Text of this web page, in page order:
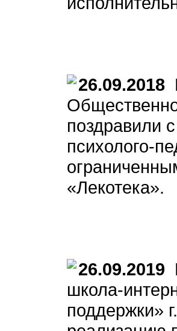
26.09.2018
поздравили
психолого-
«Лекотека».
26.09.2019
школа-
поддержки»